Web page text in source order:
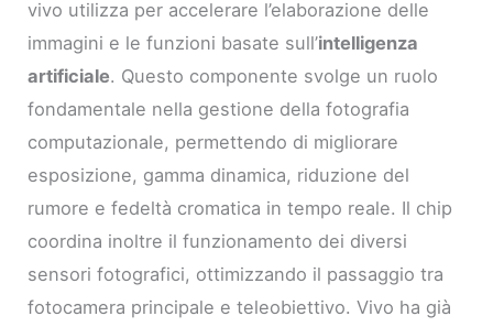
vivo utilizza per accelerare l’elaborazione delle
immagini e le funzioni basate sull’intelligenza
artificiale. Questo componente svolge un ruolo
fondamentale nella gestione della fotografia
computazionale, permettendo di migliorare
esposizione, gamma dinamica, riduzione del
rumore e fedeltà cromatica in tempo reale. Il chip
coordina inoltre il funzionamento dei diversi
sensori fotografici, ottimizzando il passaggio tra
fotocamera principale e teleobiettivo. Vivo ha già